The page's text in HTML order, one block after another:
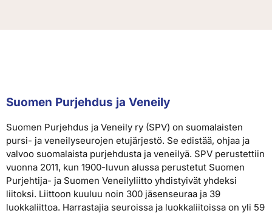
Suomen Purjehdus ja Veneily
Suomen Purjehdus ja Veneily ry (SPV) on suomalaisten
pursi- ja veneilyseurojen etujärjestö. Se edistää, ohjaa ja
valvoo suomalaista purjehdusta ja veneilyä. SPV perustettiin
vuonna 2011, kun 1900-luvun alussa perustetut Suomen
Purjehtija- ja Suomen Veneilyliitto yhdistyivät yhdeksi
liitoksi. Liittoon kuuluu noin 300 jäsenseuraa ja 39
luokkaliittoa. Harrastajia seuroissa ja luokkaliitoissa on yli 59